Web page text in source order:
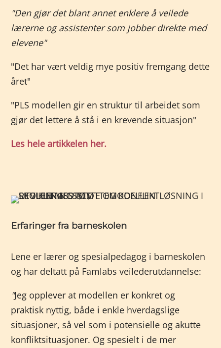
"Den gjør det blant annet enklere å veilede
lærerne og assistenter som jobber direkte med
elevene"
"Det har vært veldig mye positiv fremgang dette
året"
"PLS modellen gir en struktur til arbeidet som
gjør det lettere å stå i en krevende situasjon"
Les hele artikkelen her.
Erfaringer fra barneskolen
Lene er lærer og spesialpedagog i barneskolen
og har deltatt på Famlabs veilederutdannelse:
"Jeg opplever at modellen er konkret og
praktisk nyttig, både i enkle hverdagslige
situasjoner, så vel som i potensielle og akutte
konfliktsituasjoner. Og spesielt i de mer